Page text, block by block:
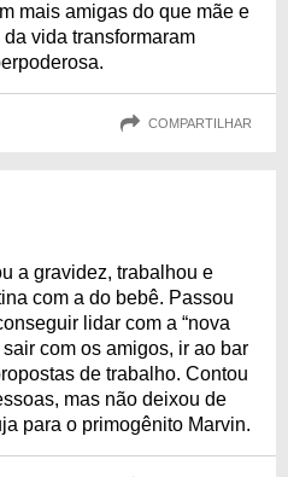
mais amigas do que mãe e
vida transformaram
COMPARTILHAR
a gravidez, trabalhou e
com a do bebê. Passou
lidar com a “nova
com os amigos, ir ao bar
de trabalho. Contou
mas não deixou de
para o primogênito Marvin.